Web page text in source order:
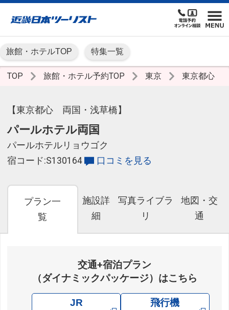
旅館・ホテルTOP 特集一覧
TOP 旅館・ホテル予約TOP 東京 東京都心
【東京都心 両国・浅草橋】
パールホテル両国
パールホテルリョウゴク
宿コード:S130164
口コミを見る
プラン一
覧
施設詳
細
写真ライブラ
リ
地図・交
通
交通+宿泊プラン
（ダイナミックパッケージ）はこちら
JR
飛行機